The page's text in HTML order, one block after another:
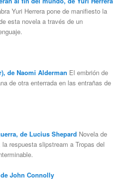
Yuri Herrera pone de manifiesto la
esta novela a través de un
de Naomi Alderman El embrión de
de otra enterrada en las entrañas de
de Lucius Shepard Novela de
respuesta slipstream a Tropas del
John Connolly